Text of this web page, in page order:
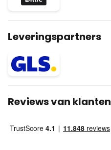
Leveringspartners
Reviews van klanten